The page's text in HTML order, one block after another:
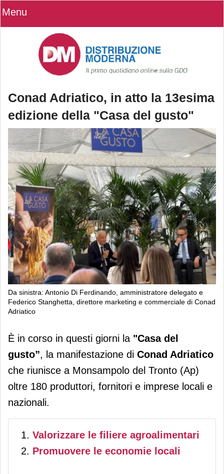
Menu
Conad Adriatico, in atto la 13esima
edizione della "Casa del gusto"
Da sinistra: Antonio Di Ferdinando, amministratore delegato e
Federico Stanghetta, direttore marketing e commerciale di Conad
Adriatico
Conad Adriatico, in atto la 13esima
edizione della "Casa del gusto"
È in corso in questi giorni la "Casa del
gusto”, la manifestazione di Conad Adriatico
che riunisce a Monsampolo del Tronto (Ap)
oltre 180 produttori, fornitori e imprese locali e
nazionali.
Valorizzare le filiere agroalimentari
Promuovere le economie locali